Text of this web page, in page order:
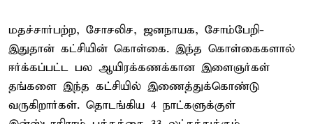
மதச்சார்பற்ற, சோசலிச, ஜனநாயக, சோம்பேறி-
இதுதான் கட்சியின் கொள்கை. இந்த கொள்கைகளால்
ஈர்க்கப்பட்ட பல ஆயிரக்கணக்கான இளைஞர்கள்
தங்களை இந்த கட்சியில் இணைத்துக்கொண்டு
வருகிறார்கள். தொடங்கிய 4 நாட்களுக்குள்